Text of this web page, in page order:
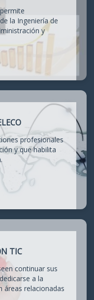
la Ingeniería de
y
profesionales
y que habilita
TIC
continuar sus
a la
áreas relacionadas